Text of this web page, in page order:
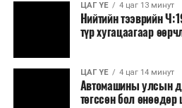
Санхүүгийн
арванхоёрдугаар сарын 31
хамрагдахгүй бөгөөд
эрт илрүүлэг,
өвчний эсрэг арга
ЦАГ ҮЕ 4 цаг 13 минут
Нийтийн тээврийн
түр хугацаагаар
ЦАГ ҮЕ 4 цаг 14 минут
Автомашины улсын
төгссөн бол өнөөдөр